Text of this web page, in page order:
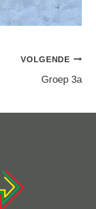
VOLGENDE
Groep 3a